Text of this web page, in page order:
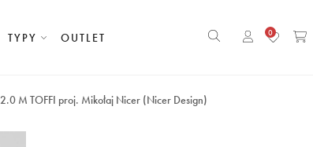
TYPY OUTLET 0
M TOFFI proj. Mikołaj Nicer (Nicer Design)